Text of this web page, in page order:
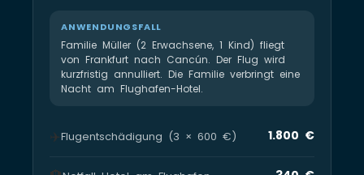
ANWENDUNGSFALL
Familie Müller (2 Erwachsene, 1 Kind) fliegt
von Frankfurt nach Cancún. Der Flug wird
kurzfristig annulliert. Die Familie verbringt eine
Nacht am Flughafen-Hotel.
✈️Flugentschädigung (3 × 600 €) 1.800 €